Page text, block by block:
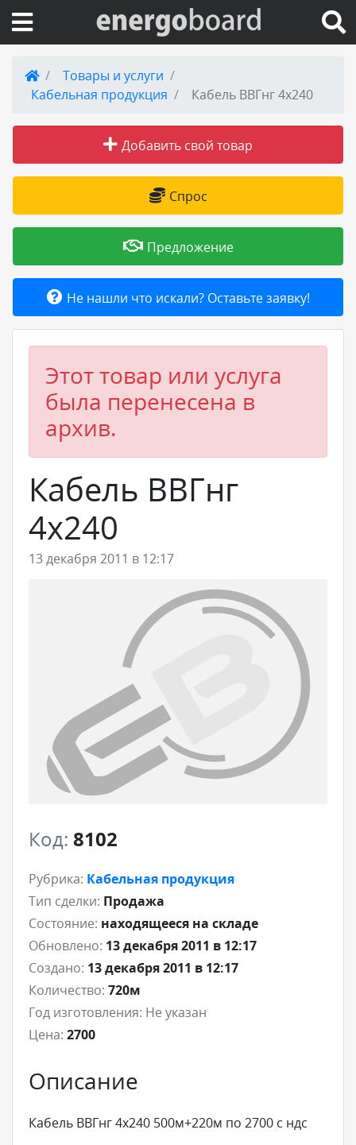
Вход на сайт
Публикации
Товары и услуги
Добавить товар или услугу
Товары и услуги
Кабельная продукция
Кабель ВВГнг 4х240
Добавить свой товар
Спрос
Предложение
Не нашли что искали? Оставьте заявку!
Этот товар или услуга
была перенесена в
архив.
Кабель ВВГнг
4х240
13 декабря 2011 в 12:17
Код: 8102
Рубрика: Кабельная продукция
Тип сделки: Продажа
Состояние: находящееся на складе
Обновлено: 13 декабря 2011 в 12:17
Создано: 13 декабря 2011 в 12:17
Количество: 720м
Год изготовления: Не указан
Цена: 2700
Описание
Кабель ВВГнг 4х240 500м+220м по 2700 с ндс